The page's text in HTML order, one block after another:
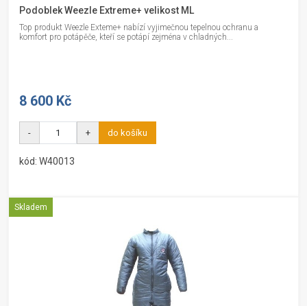
Podoblek Weezle Extreme+ velikost ML
Top produkt Weezle Exteme+ nabízí vyjimečnou tepelnou ochranu a
komfort pro potápěče, kteří se potápí zejména v chladných...
8 600 Kč
- + do košíku
kód: W40013
Skladem